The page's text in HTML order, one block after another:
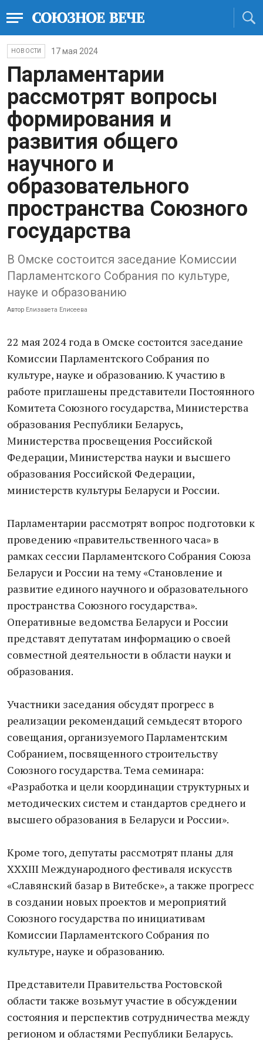
НОВОСТИ 17 мая 2024
Парламентарии
рассмотрят вопросы
формирования и
развития общего
научного и
образовательного
пространства Союзного
государства
В Омске состоится заседание Комиссии
Парламентского Собрания по культуре,
науке и образованию
Автор Елизавета Елисеева
22 мая 2024 года в Омске состоится заседание
Комиссии Парламентского Собрания по
культуре, науке и образованию. К участию в
работе приглашены представители Постоянного
Комитета Союзного государства, Министерства
образования Республики Беларусь,
Министерства просвещения Российской
Федерации, Министерства науки и высшего
образования Российской Федерации,
министерств культуры Беларуси и России.
Парламентарии рассмотрят вопрос подготовки к
проведению «правительственного часа» в
рамках сессии Парламентского Собрания Союза
Беларуси и России на тему «Становление и
развитие единого научного и образовательного
пространства Союзного государства».
Оперативные ведомства Беларуси и России
представят депутатам информацию о своей
совместной деятельности в области науки и
образования.
Участники заседания обсудят прогресс в
реализации рекомендаций семьдесят второго
совещания, организуемого Парламентским
Собранием, посвященного строительству
Союзного государства. Тема семинара:
«Разработка и цели координации структурных и
методических систем и стандартов среднего и
высшего образования в Беларуси и России».
Кроме того, депутаты рассмотрят планы для
XXXIII Международного фестиваля искусств
«Славянский базар в Витебске», а также прогресс
в создании новых проектов и мероприятий
Союзного государства по инициативам
Комиссии Парламентского Собрания по
культуре, науке и образованию.
Представители Правительства Ростовской
области также возьмут участие в обсуждении
состояния и перспектив сотрудничества между
регионом и областями Республики Беларусь.